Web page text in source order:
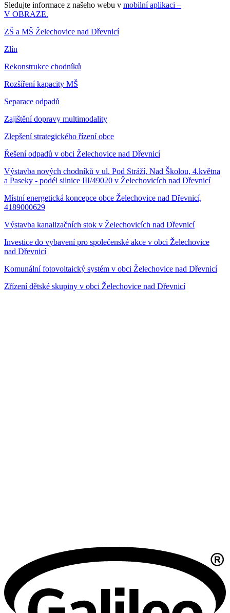
Sledujte informace z našeho webu v mobilní aplikaci –
V OBRAZE.
ZŠ a MŠ Želechovice nad Dřevnicí
Zlín
Rekonstrukce chodníků
Rozšíření kapacity MŠ
Separace odpadů
Zajištění dopravy multimodality
Zlepšení strategického řízení obce
Řešení odpadů v obci Želechovice nad Dřevnicí
Výstavba nových chodníků v ul. Pod Stráží, Nad Školou, 4.května
a Paseky - podél silnice III/49020 v Želechovicích nad Dřevnicí
Místní energetická koncepce obce Želechovice nad Dřevnicí,
4189000629
Výstavba kanalizačních stok v Želechovicích nad Dřevnicí
Investice do vybavení pro společenské akce v obci Želechovice
nad Dřevnicí
Komunální fotovoltaický systém v obci Želechovice nad Dřevnicí
Zřízení dětské skupiny v obci Želechovice nad Dřevnicí